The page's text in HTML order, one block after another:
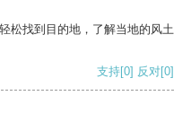
松找到目的地，了解当地的风土
支持[0] 反对[0]